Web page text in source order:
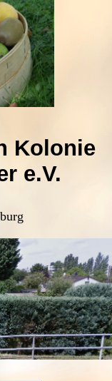
Kolonie
e.V.